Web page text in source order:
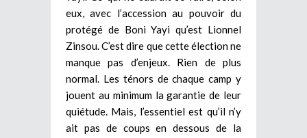
eux, avec l’accession au pouvoir du
protégé de Boni Yayi qu’est Lionnel
Zinsou. C’est dire que cette élection ne
manque pas d’enjeux. Rien de plus
normal. Les ténors de chaque camp y
jouent au minimum la garantie de leur
quiétude. Mais, l’essentiel est qu’il n’y
ait pas de coups en dessous de la